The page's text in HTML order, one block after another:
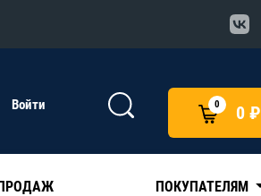
Войти 0 0 ₽
ПОКУПАТЕЛЯМ